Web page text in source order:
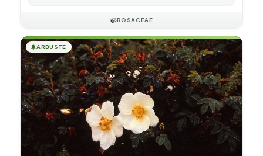
🍃ROSACEAE
🌲ARBUSTE